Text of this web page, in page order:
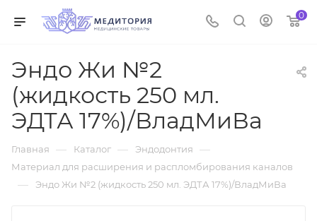
0
Эндо Жи №2
(жидкость 250 мл.
ЭДТА 17%)/ВладМиВа
Главная — Каталог — Эндодонтия —
Материал для расширения и распломбирования каналов
— Эндо Жи №2 (жидкость 250 мл. ЭДТА 17%)/ВладМиВа